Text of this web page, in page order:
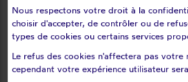
Limay
Lommoye
Longvilliers
L'étang-la-ville
Nous respectons votre droit à la
choisir d'accepter, de contrôler ou de
types de cookies ou certains services
Le refus des cookies n'affectera pas
cependant votre expérience utilisateur